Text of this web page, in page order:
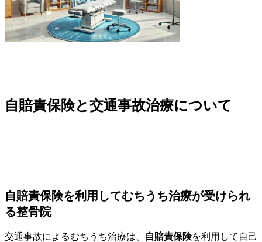
自賠責保険と交通事故治療について
自賠責保険を利用してむちうち治療が受けられ
る整骨院
交通事故によるむちうち治療は、 自賠責保険を利用して自己